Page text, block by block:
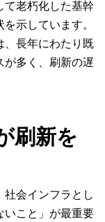
て老朽化した基幹
示しています。
、長年にわたり既
多く、刷新の遅
刷新を
会インフラとし
いこと」が最重要